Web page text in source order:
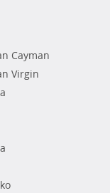
Cayman
Virgin